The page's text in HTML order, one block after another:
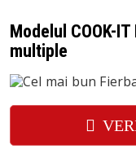
Modelul COOK-
multiple